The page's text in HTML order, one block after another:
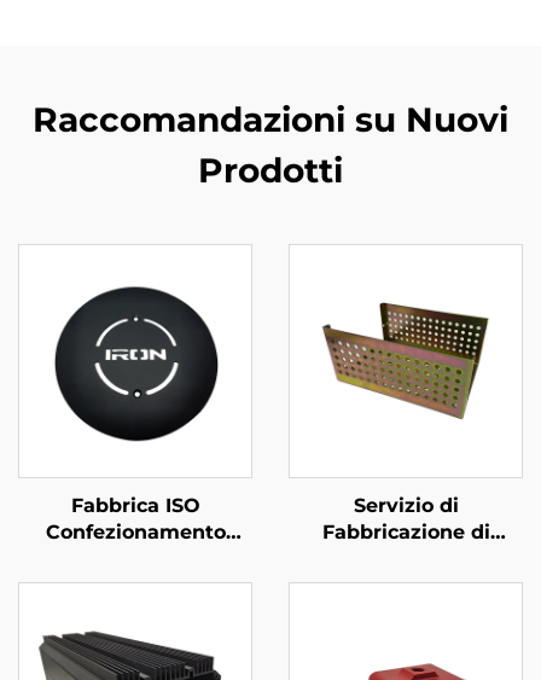
Raccomandazioni su Nuovi
Prodotti
Fabbrica ISO
Confezionamento
Personalizzato Acciaio
Laser
Servizio di
Fabbricazione di
Commessa con Pezzi